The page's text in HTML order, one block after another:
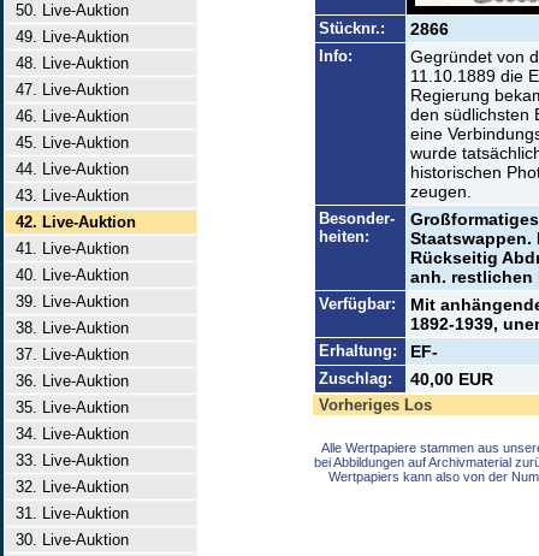
50. Live-Auktion
49. Live-Auktion
48. Live-Auktion
47. Live-Auktion
46. Live-Auktion
45. Live-Auktion
44. Live-Auktion
43. Live-Auktion
42. Live-Auktion
41. Live-Auktion
40. Live-Auktion
39. Live-Auktion
38. Live-Auktion
37. Live-Auktion
36. Live-Auktion
35. Live-Auktion
34. Live-Auktion
33. Live-Auktion
32. Live-Auktion
31. Live-Auktion
30. Live-Auktion
Stücknr.: 2866
Info:
Gegründet von
11.10.1889 die
Regierung
den südlichsten
eine
wurde
historischen
zeugen.
Besonder-
heiten:
Staatswappen.
Rückseitig
anh. restlichen
Verfügbar:
Mit
1892-1939,
Erhaltung: EF-
Zuschlag: 40,00 EUR
Vorheriges Los
Alle Wertpapiere stammen aus
bei Abbildungen auf Archivmaterial
Wertpapiers kann also von der